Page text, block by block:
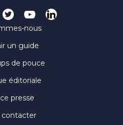
nous
un guide
de pouce
éditoriale
presse
contacter